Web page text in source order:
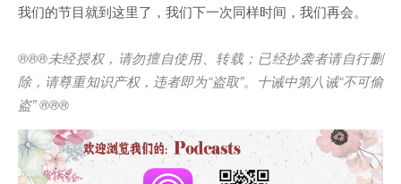
我们的节目就到这里了，我们下一次同样时间，我们再会。
®®®未经授权，请勿擅自使用、转载；已经抄袭者请自行删
除，请尊重知识产权，违者即为“盗取”。十诫中第八诫“不可偷
盗” ®®®